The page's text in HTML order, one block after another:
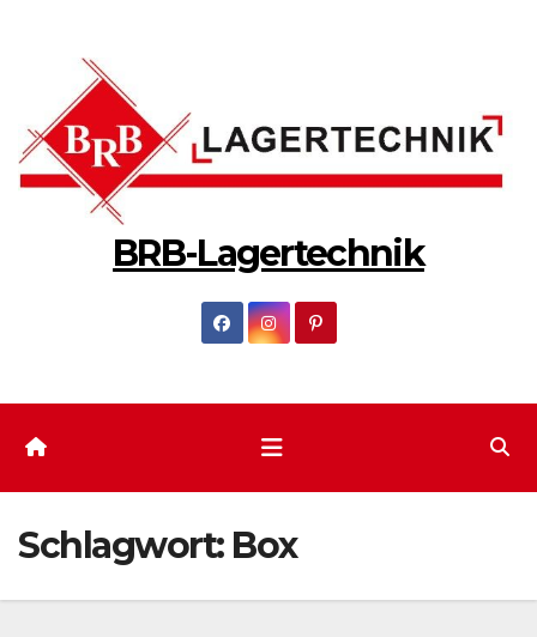
BRB-Lagertechnik
Schlagwort: Box